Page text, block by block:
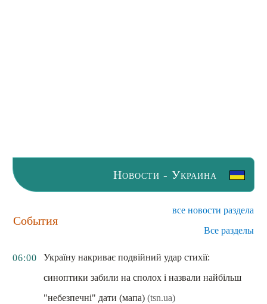
Новости - Украина
События
все новости раздела
Все разделы
06:00
Україну накриває подвійний удар стихії:
синоптики забили на сполох і назвали найбільш
"небезпечні" дати (мапа) (tsn.ua)